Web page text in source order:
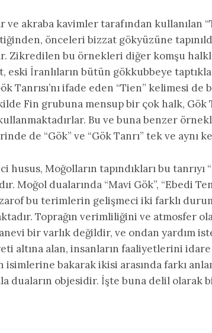
ve akraba kavimler tarafından kullanılan
önceleri bizzat gökyüzüne
Zikredilen bu örnekleri diğer komşu
eski İranlıların bütün gökkubbeye
Tanrısı’nı ifade eden “Tien” kelimesi
Fin grubuna mensup bir çok halk, Gök
Bu ve buna benzer
de “Gök” ve “Gök Tanrı” tek ve aynı
husus, Moğolların tapındıkları bu
Moğol dualarında “Mavi Gök”, “Ebedi
bu terimlerin gelişmeci iki farklı
Toprağın verimliliğini ve atmosfer
bir varlık değildir, ve ondan yardım
altına alan, insanların faaliyetlerini idare
isimlerine bakarak ikisi arasında farkı
duaların objesidir. İşte buna delil olarak